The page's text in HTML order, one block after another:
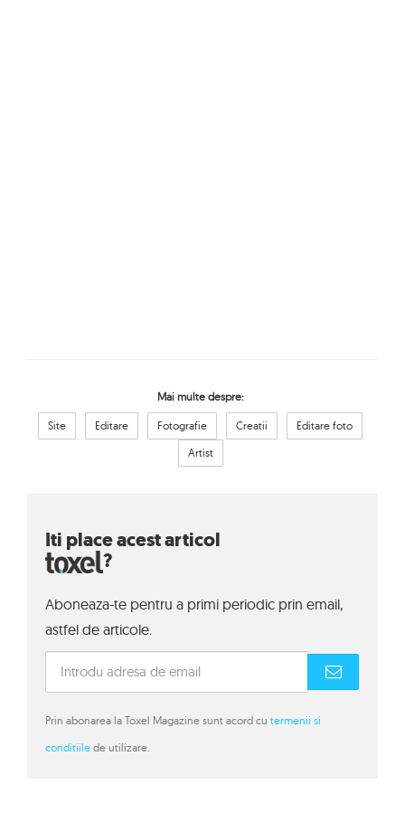
Mai multe despre:
Site Editare Fotografie Creatii
Editare foto
Artist
Iti place acest articol
?
Aboneaza-te pentru a primi periodic prin email,
astfel de articole.
Prin abonarea la Toxel Magazine sunt acord cu termenii si
conditiile de utilizare.